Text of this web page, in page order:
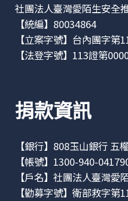
社團法人臺灣愛陌生安全
【統編】80034864
【立案字號】台內團字第
【法登字號】113證第
捐款資訊
【銀行】808玉山銀行 五
【帳號】1300-940-
【戶名】社團法人臺灣愛
【勸募字號】衛部救字第